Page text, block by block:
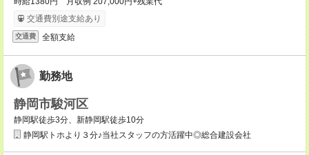
交通費別途支給あり
交通費 全額支給
勤務地
静岡市駿河区
静岡駅徒歩3分、新静岡駅徒歩10分
静岡駅トホより３分♪当社スタッフの方活躍中◎総合建設会社